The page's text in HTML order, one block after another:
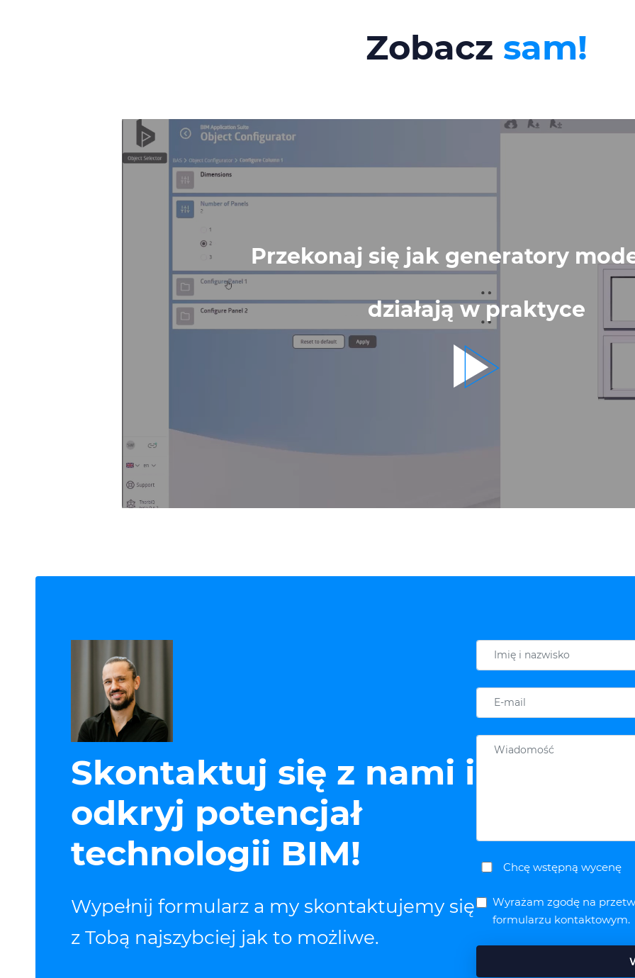
Zobacz sam!
Przekonaj się jak generatory
działają w praktyce
Skontaktuj się z nami i
odkryj potencjał
technologii BIM!
Wypełnij formularz a my skontaktujemy się
z Tobą najszybciej jak to możliwe.
Chcę wstępną wycenę
Wyrażam zgodę na
formularzu kontaktowym.